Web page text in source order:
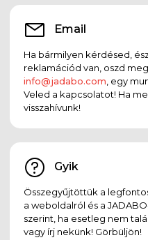
Email
Ha bármilyen kérdésed,
reklamációd van, oszd
info@jadabo.com , egy
Veled a kapcsolatot! Ha
visszahívunk!
Gyik
Összegyűjtöttük a
a weboldalról és a
szerint, ha esetleg nem
vagy írj nekünk! Görbüljön!